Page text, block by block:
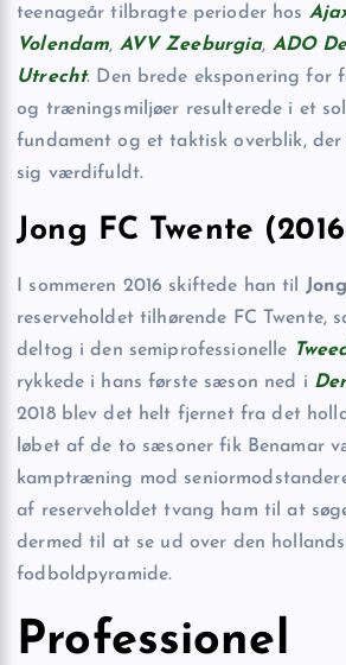
teenageår tilbragte perioder hos
Volendam, AVV Zeeburgia, ADO
Utrecht. Den brede eksponering for
og træningsmiljøer resulterede i et
fundament og et taktisk overblik, der
sig værdifuldt.
Jong FC Twente
I sommeren 2016 skiftede han til
reserveholdet tilhørende FC Twente,
deltog i den semiprofessionelle
rykkede i hans første sæson ned i
2018 blev det helt fjernet fra det
løbet af de to sæsoner fik Benamar
kamptræning mod
af reserveholdet tvang ham til at
dermed til at se ud over den
fodboldpyramide.
Professionel